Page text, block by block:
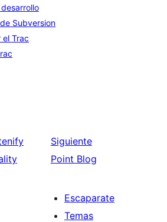
Subversion
Trac
Siguiente
Point Blog
Escaparate
Temas